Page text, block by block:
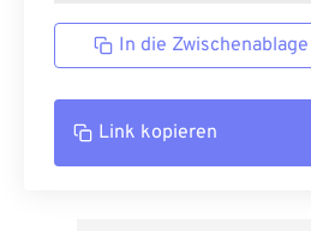
In die
Link kopieren